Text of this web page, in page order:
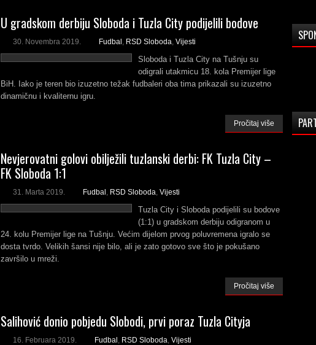
U gradskom derbiju Sloboda i Tuzla City podijelili bodove
30. Novembra 2019. Fudbal , RSD Sloboda, Vijesti
Sloboda i Tuzla City na Tušnju su
odigrali utakmicu 18. kola Premijer lige
BiH. Iako je teren bio izuzetno težak fudbaleri oba tima prikazali su izuzetno
dinamičnu i kvaliternu igru.
Pročitaj više
Nevjerovatni golovi obilježili tuzlanski derbi: FK Tuzla City –
FK Sloboda 1:1
31. Marta 2019. Fudbal , RSD Sloboda, Vijesti
Tuzla City i Sloboda podijelili su bodove
(1:1) u gradskom derbiju odigranom u
24. kolu Premijer lige na Tušnju. Većim dijelom prvog poluvremena igralo se
dosta tvrdo. Velikih šansi nije bilo, ali je zato gotovo sve što je pokušano
završilo u mreži.
Pročitaj više
Salihović donio pobjedu Slobodi, prvi poraz Tuzla Cityja
16. Februara 2019. Fudbal , RSD Sloboda, Vijesti